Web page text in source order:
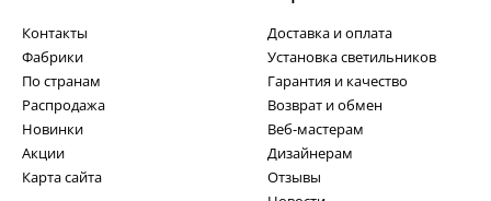
Контакты
Фабрики
По странам
Распродажа
Новинки
Акции
Карта сайта
Доставка и оплата
Установка светильников
Гарантия и качество
Возврат и обмен
Веб-мастерам
Дизайнерам
Отзывы